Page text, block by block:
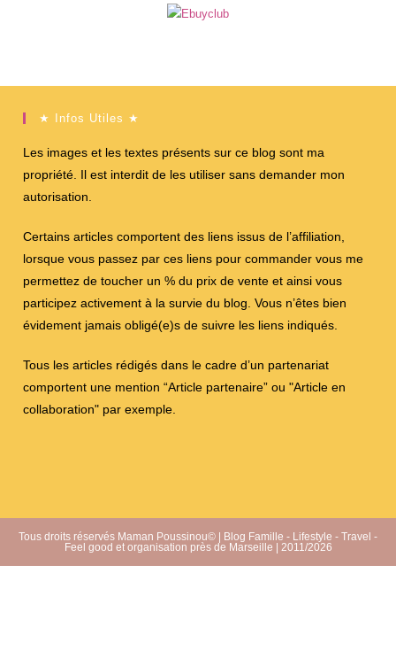
★ Infos Utiles ★
Les images et les textes présents sur ce blog sont ma
propriété. Il est interdit de les utiliser sans demander mon
autorisation.
Certains articles comportent des liens issus de l’affiliation,
lorsque vous passez par ces liens pour commander vous me
permettez de toucher un % du prix de vente et ainsi vous
participez activement à la survie du blog. Vous n’êtes bien
évidement jamais obligé(e)s de suivre les liens indiqués.
Tous les articles rédigés dans le cadre d’un partenariat
comportent une mention “Article partenaire” ou "Article en
collaboration" par exemple.
Tous droits réservés Maman Poussinou© | Blog Famille - Lifestyle - Travel -
Feel good et organisation près de Marseille | 2011/2026